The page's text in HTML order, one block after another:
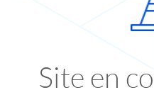
Site en